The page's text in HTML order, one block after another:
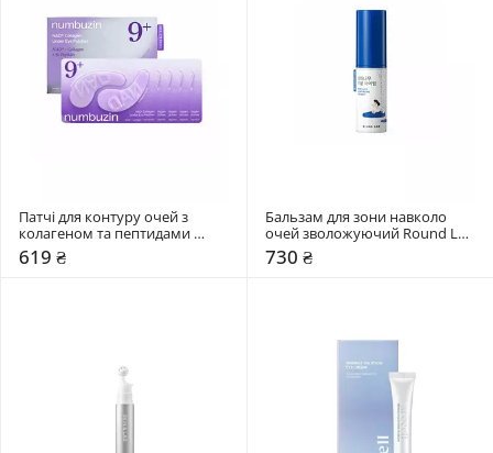
Патчі для контуру очей з
колагеном та пептидами
Numbuzin 5 шт
619 ₴
Бальзам для зони навколо
очей зволожуючий Round Lab
10 мл
730 ₴